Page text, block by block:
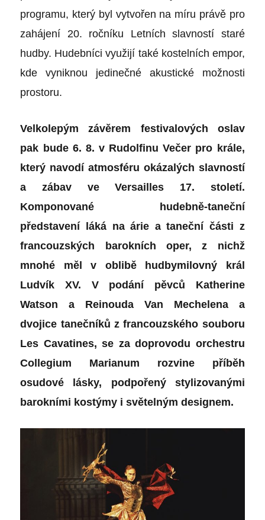
programu, který byl vytvořen na míru právě pro
zahájení 20. ročníku Letních slavností staré
hudby. Hudebníci využijí také kostelních empor,
kde vyniknou jedinečné akustické možnosti
prostoru.
Velkolepým závěrem festivalových oslav
pak bude 6. 8. v RudolfinuVečer pro krále,
který navodí atmosféru okázalých slavností
a zábav ve Versailles 17. století.
Komponované hudebně-taneční
představení láká na árie a taneční části z
francouzských barokních oper, z nichž
mnohé měl v oblibě hudbymilovný král
Ludvík XV. V podání pěvců Katherine
Watson a Reinouda Van Mechelena a
dvojice tanečníků z francouzského souboru
Les Cavatines, se za doprovodu orchestru
Collegium Marianum rozvine příběh
osudové lásky, podpořený stylizovanými
barokními kostýmy i světelným designem.